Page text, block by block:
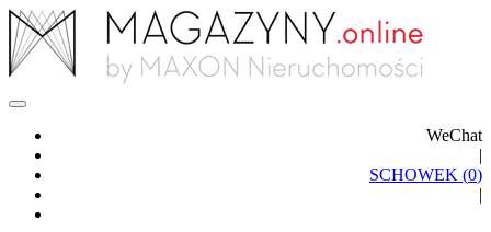
WeChat
|
SCHOWEK (0)
|